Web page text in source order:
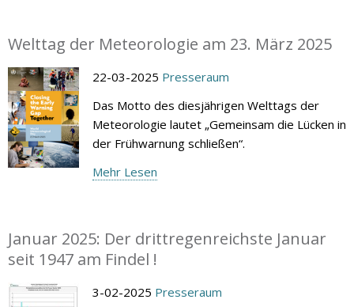
Welttag der Meteorologie am 23. März 2025
22-03-2025 Presseraum
Das Motto des diesjährigen Welttags der
Meteorologie lautet „Gemeinsam die Lücken in
der Frühwarnung schließen“.
Mehr Lesen
Januar 2025: Der drittregenreichste Januar
seit 1947 am Findel !
3-02-2025 Presseraum